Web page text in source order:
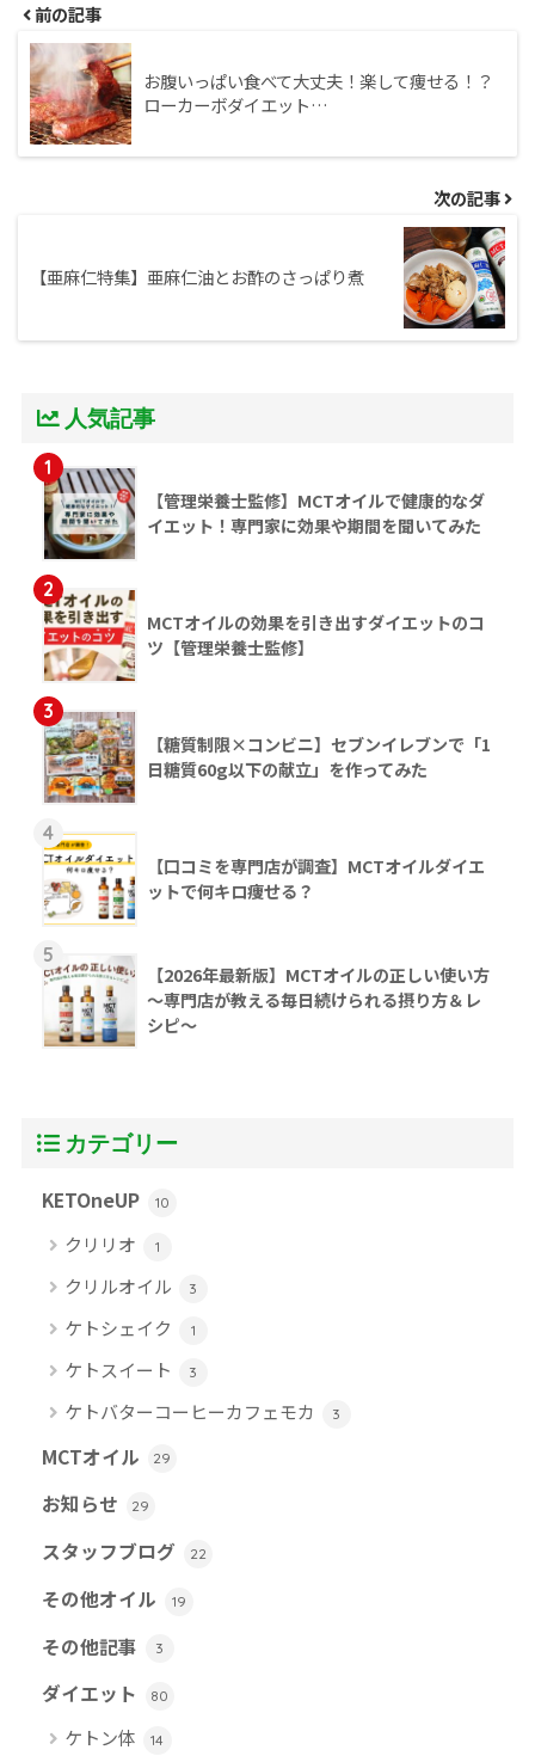
前の記事
お腹いっぱい食べて大丈夫！楽して痩せる！？
ローカーボダイエット…
次の記事
【亜麻仁特集】亜麻仁油とお酢のさっぱり煮
人気記事
1
【管理栄養士監修】MCTオイルで健康的なダ
イエット！専門家に効果や期間を聞いてみた
2
MCTオイルの効果を引き出すダイエットのコ
ツ【管理栄養士監修】
3
【糖質制限×コンビニ】セブンイレブンで「1
日糖質60g以下の献立」を作ってみた
4
【口コミを専門店が調査】MCTオイルダイエ
ットで何キロ痩せる？
5
【2026年最新版】MCTオイルの正しい使い方
～専門店が教える毎日続けられる摂り方＆レ
シピ～
カテゴリー
KETOneUP 10
クリリオ 1
クリルオイル 3
ケトシェイク 1
ケトスイート 3
ケトバターコーヒーカフェモカ 3
MCTオイル 29
お知らせ 29
スタッフブログ 22
その他オイル 19
その他記事 3
ダイエット 80
ケトン体 14